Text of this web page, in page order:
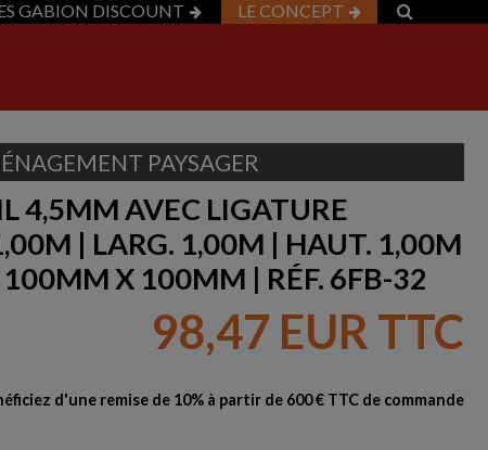
GABION DISCOUNT LE CONCEPT
PAYSAGER
4,5MM AVEC LIGATURE
| LARG. 1,00M | HAUT. 1,00M
100MM X 100MM | RÉF. 6FB-32
98,47 EUR TTC
d'une remise de 10% à partir de 600 € TTC de commande